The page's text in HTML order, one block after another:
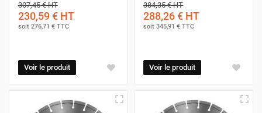
307,45 €HT
230,59 € HT
soit 276,71 € TTC
Voir le produit
384,35 €HT
288,26 € HT
soit 345,91 € TTC
Voir le produit